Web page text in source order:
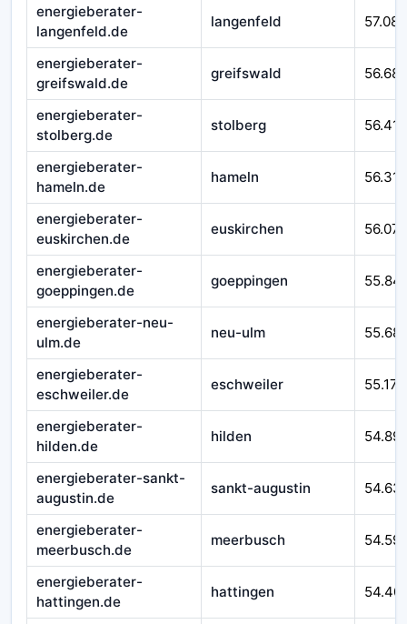
energieberater-
langenfeld.de
langenfeld 57.083
energieberater-
greifswald.de
greifswald 56.685
energieberater-
stolberg.de
stolberg 56.414
energieberater-
hameln.de
hameln 56.310
energieberater-
euskirchen.de
euskirchen 56.077
energieberater-
goeppingen.de
goeppingen
energieberater-neu-
ulm.de
neu-ulm
energieberater-
eschweiler.de
eschweiler 55.171
energieberater-
hilden.de
hilden
energieberater-sankt-
augustin.de
sankt-augustin 54.631
energieberater-
meerbusch.de
meerbusch
energieberater-
hattingen.de
hattingen